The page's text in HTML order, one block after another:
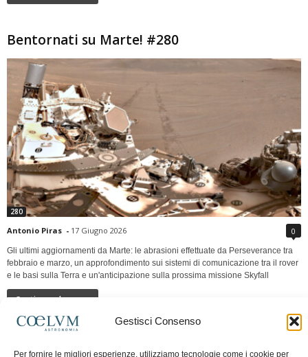
Gestisci Consenso
Per fornire le migliori esperienze, utilizziamo tecnologie come i cookie per
Bentornati su Marte! #280
280
Antonio Piras - 17 Giugno 2026 0
Gli ultimi aggiornamenti da Marte: le abrasioni effettuate da Perseverance tra
febbraio e marzo, un approfondimento sui sistemi di comunicazione tra il rover
e le basi sulla Terra e un'anticipazione sulla prossima missione Skyfall
Continua a leggere